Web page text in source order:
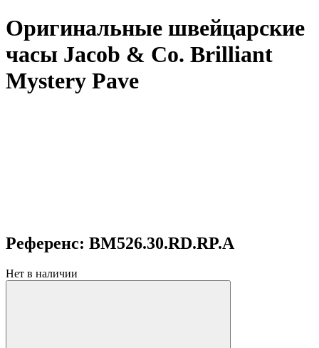
Оригинальные швейцарские
часы Jacob & Co. Brilliant
Mystery Pave
Референс: BM526.30.RD.RP.A
Нет в наличии